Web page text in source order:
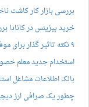
بررسی بازار کار کاشت
خرید بیزینس در کانادا
۹ نکته تاثیر گذار برای موفقیت در مصاحبه کاری آنلاین
استخدام جدید معلم
بانک اطلاعات مشاغل
چطور یک صرافی ارز